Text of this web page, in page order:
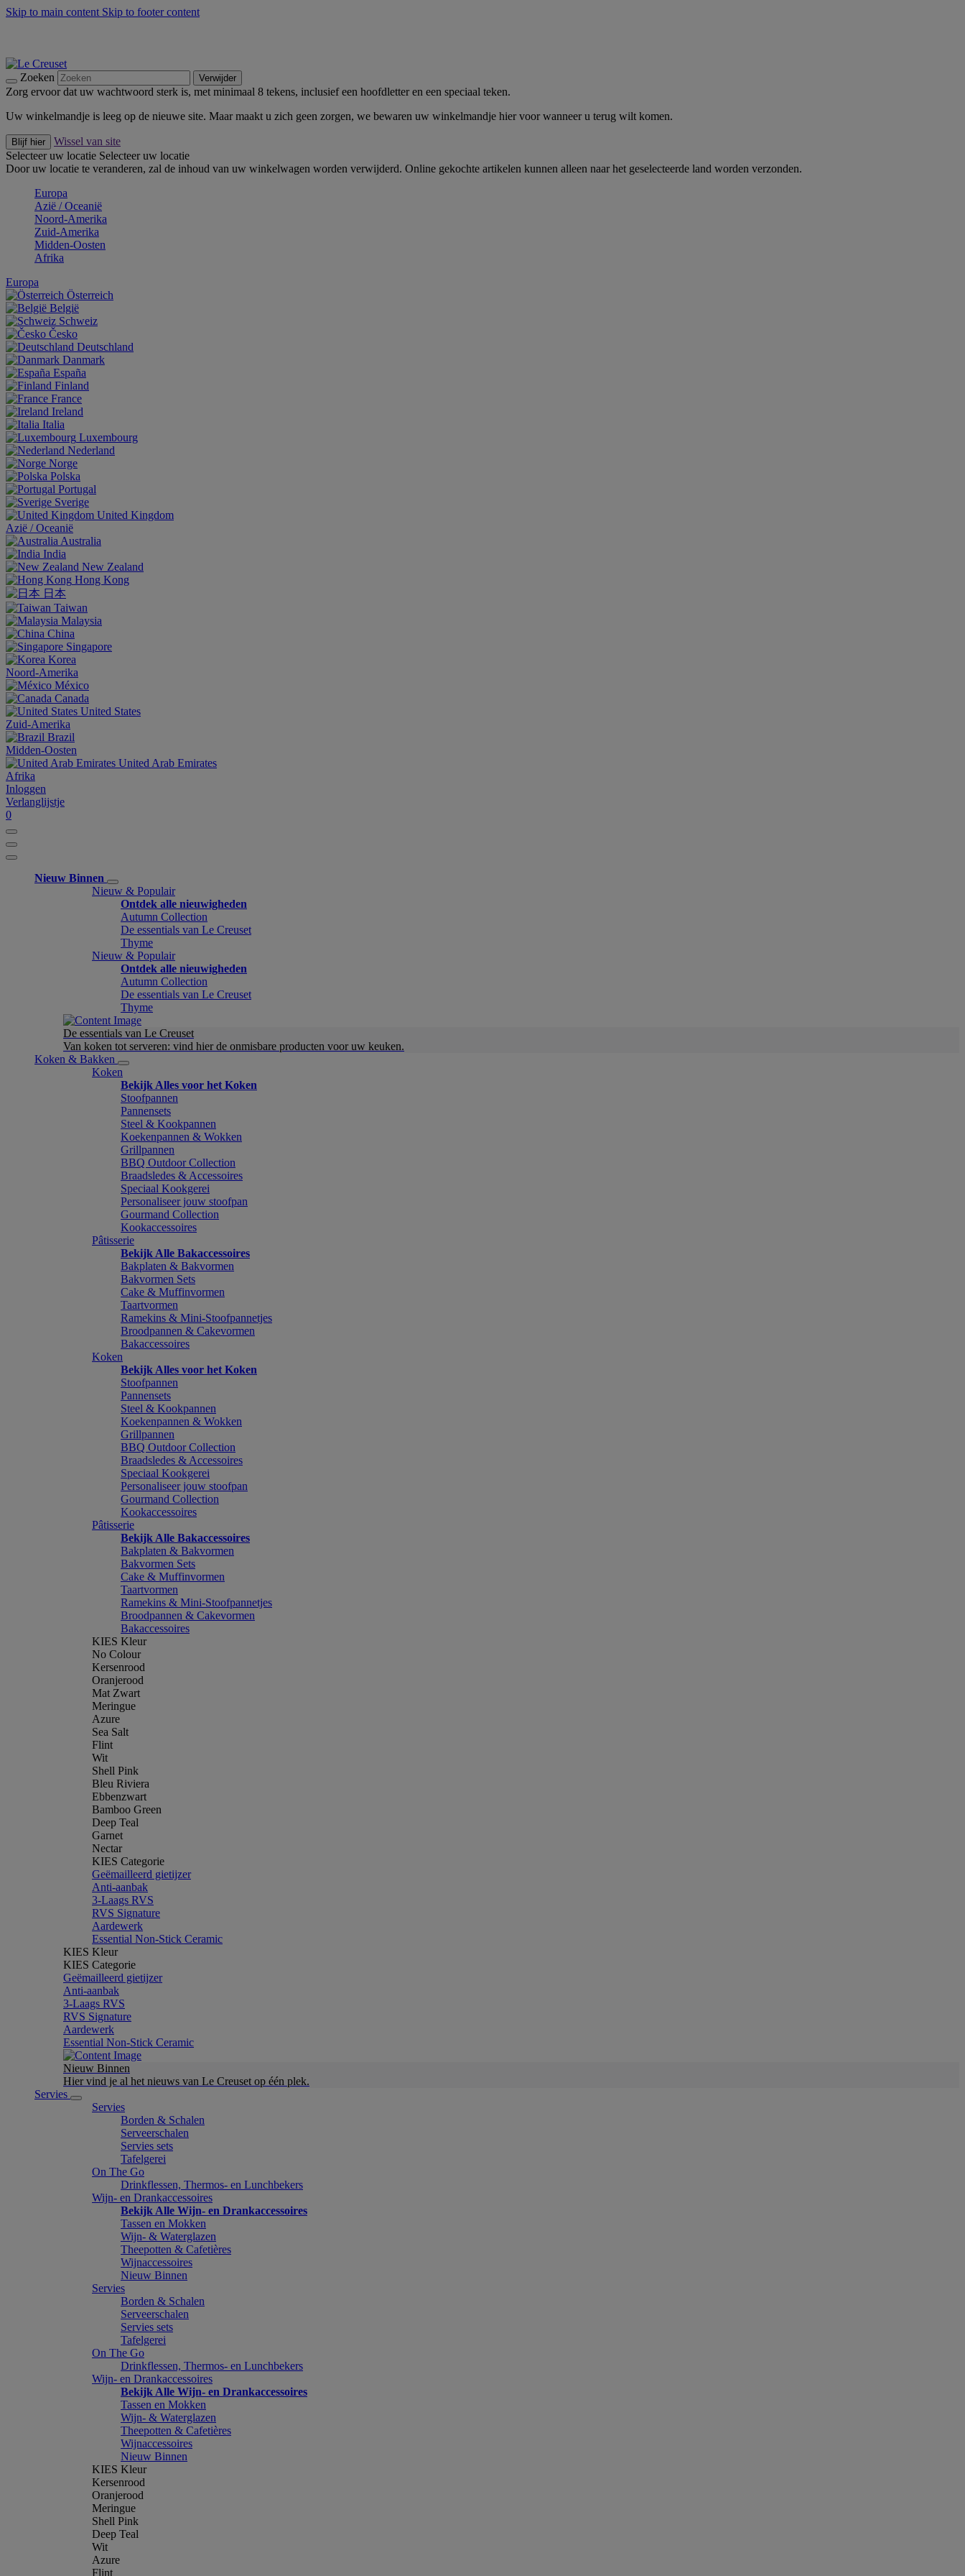
Skip to main content Skip to footer content
Zoeken Verwijder
Zorg ervoor dat uw wachtwoord sterk is, met minimaal 8 tekens, inclusief een hoofdletter en een speciaal teken.
Uw winkelmandje is leeg op de nieuwe site. Maar maakt u zich geen zorgen, we bewaren uw winkelmandje hier voor wanneer u terug wilt komen.
Blijf hier
Wissel van site
Selecteer uw locatie Selecteer uw locatie
Door uw locatie te veranderen, zal de inhoud van uw winkelwagen worden verwijderd. Online gekochte artikelen kunnen alleen naar het geselecteerde land worden verzonden.
Europa
Aziё / Oceaniё
Noord-Amerika
Zuid-Amerika
Midden-Oosten
Afrika
Europa
Österreich
België
Schweiz
Česko
Deutschland
Danmark
España
Finland
France
Ireland
Italia
Luxembourg
Nederland
Norge
Polska
Portugal
Sverige
United Kingdom
Aziё / Oceaniё
Australia
India
New Zealand
Hong Kong
日本
Taiwan
Malaysia
China
Singapore
Korea
Noord-Amerika
México
Canada
United States
Zuid-Amerika
Brazil
Midden-Oosten
United Arab Emirates
Afrika
Inloggen
Verlanglijstje
0
Nieuw Binnen
Nieuw & Populair
Ontdek alle nieuwigheden
Autumn Collection
De essentials van Le Creuset
Thyme
Nieuw & Populair
Ontdek alle nieuwigheden
Autumn Collection
De essentials van Le Creuset
Thyme
De essentials van Le Creuset
Van koken tot serveren: vind hier de onmisbare producten voor uw keuken.
Koken & Bakken
Koken
Bekijk Alles voor het Koken
Stoofpannen
Pannensets
Steel & Kookpannen
Koekenpannen & Wokken
Grillpannen
BBQ Outdoor Collection
Braadsledes & Accessoires
Speciaal Kookgerei
Personaliseer jouw stoofpan
Gourmand Collection
Kookaccessoires
Pâtisserie
Bekijk Alle Bakaccessoires
Bakplaten & Bakvormen
Bakvormen Sets
Cake & Muffinvormen
Taartvormen
Ramekins & Mini-Stoofpannetjes
Broodpannen & Cakevormen
Bakaccessoires
Koken
Bekijk Alles voor het Koken
Stoofpannen
Pannensets
Steel & Kookpannen
Koekenpannen & Wokken
Grillpannen
BBQ Outdoor Collection
Braadsledes & Accessoires
Speciaal Kookgerei
Personaliseer jouw stoofpan
Gourmand Collection
Kookaccessoires
Pâtisserie
Bekijk Alle Bakaccessoires
Bakplaten & Bakvormen
Bakvormen Sets
Cake & Muffinvormen
Taartvormen
Ramekins & Mini-Stoofpannetjes
Broodpannen & Cakevormen
Bakaccessoires
KIES Kleur
No Colour
Kersenrood
Oranjerood
Mat Zwart
Meringue
Azure
Sea Salt
Flint
Wit
Shell Pink
Bleu Riviera
Ebbenzwart
Bamboo Green
Deep Teal
Garnet
Nectar
KIES Categorie
Geëmailleerd gietijzer
Anti-aanbak
3-Laags RVS
RVS Signature
Aardewerk
Essential Non-Stick Ceramic
KIES Kleur
KIES Categorie
Geëmailleerd gietijzer
Anti-aanbak
3-Laags RVS
RVS Signature
Aardewerk
Essential Non-Stick Ceramic
Nieuw Binnen
Hier vind je al het nieuws van Le Creuset op één plek.
Servies
Servies
Borden & Schalen
Serveerschalen
Servies sets
Tafelgerei
On The Go
Drinkflessen, Thermos- en Lunchbekers
Wijn- en Drankaccessoires
Bekijk Alle Wijn- en Drankaccessoires
Tassen en Mokken
Wijn- & Waterglazen
Theepotten & Cafetières
Wijnaccessoires
Nieuw Binnen
Servies
Borden & Schalen
Serveerschalen
Servies sets
Tafelgerei
On The Go
Drinkflessen, Thermos- en Lunchbekers
Wijn- en Drankaccessoires
Bekijk Alle Wijn- en Drankaccessoires
Tassen en Mokken
Wijn- & Waterglazen
Theepotten & Cafetières
Wijnaccessoires
Nieuw Binnen
KIES Kleur
Kersenrood
Oranjerood
Meringue
Shell Pink
Deep Teal
Wit
Azure
Flint